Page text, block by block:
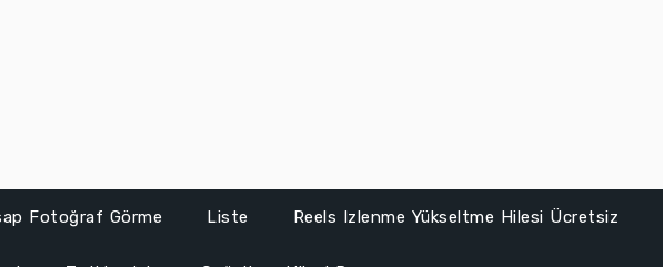
Fotoğraf Görme Liste Reels Izlenme Yükseltme Hilesi Ücretsiz